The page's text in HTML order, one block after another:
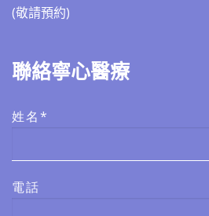
(敬請預約)​​
聯絡寧心醫療
姓名*
電話